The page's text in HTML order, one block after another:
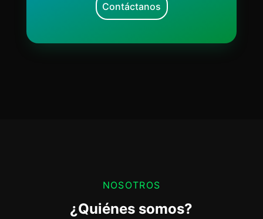
Contáctanos
NOSOTROS
¿Quiénes somos?